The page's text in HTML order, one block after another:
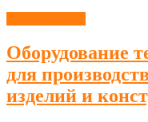
Оборудование
для
изделий и